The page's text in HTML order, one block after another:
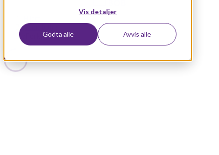
Vis detaljer
Godta alle Avvis alle
/Finn bolig
Forkjøpsobjekt